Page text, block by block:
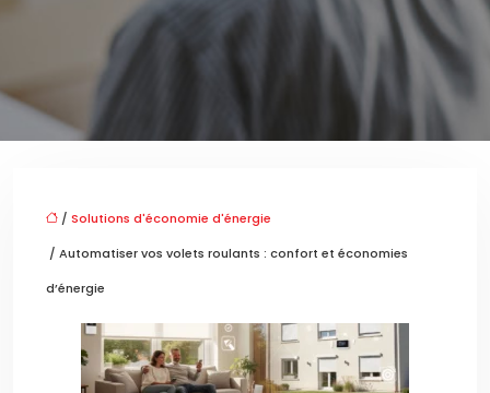
/ Solutions d'économie d'énergie
/ Automatiser vos volets roulants : confort et économies
d’énergie